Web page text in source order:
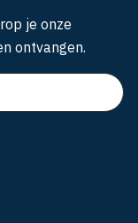
je onze
ontvangen.